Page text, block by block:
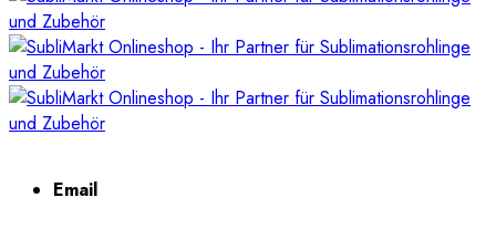
Email